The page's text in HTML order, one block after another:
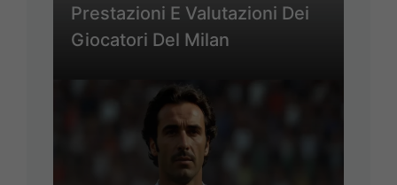
Prestazioni E Valutazioni Dei
Giocatori Del Milan